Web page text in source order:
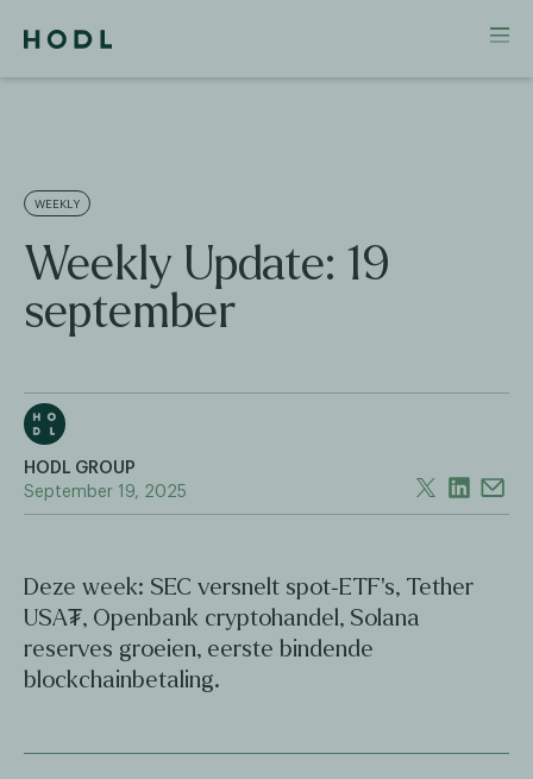
WEEKLY
Weekly Update: 19
september
HODL GROUP
September 19, 2025
Deze week: SEC versnelt spot‑ETF’s, Tether
USA₮, Openbank cryptohandel, Solana
reserves groeien, eerste bindende
blockchainbetaling.